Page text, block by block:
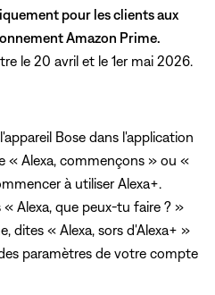
pour les clients aux
Amazon Prime.
le 20 avril et le 1er mai 2026.
Bose dans l'application
« Alexa, commençons » ou «
à utiliser Alexa+.
Alexa, que peux-tu faire ? »
dites « Alexa, sors d'Alexa+ »
paramètres de votre compte